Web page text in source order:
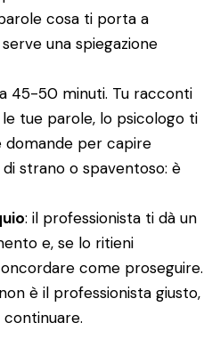
cosa ti porta a
una spiegazione
45-50 minuti. Tu racconti
tue parole, lo psicologo ti
domande per capire
strano o spaventoso: è
: il professionista ti dà un
e, se lo ritieni
come proseguire.
è il professionista giusto,